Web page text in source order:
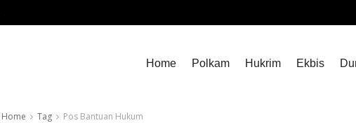
Home Polkam Hukrim Ekbis
Home Tag Pos Bantuan Hukum